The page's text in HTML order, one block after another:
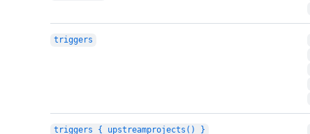
triggers
triggers { upstreamprojects() }